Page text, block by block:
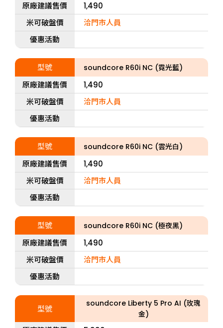
原廠建議售價
1,490
米可破盤價
洽門市人員
優惠活動
型號 soundcore R60i NC (霓光藍)
原廠建議售價
1,490
米可破盤價
洽門市人員
優惠活動
型號 soundcore R60i NC (雲光白)
原廠建議售價
1,490
米可破盤價
洽門市人員
優惠活動
型號 soundcore R60i NC (極夜黑)
原廠建議售價
1,490
米可破盤價
洽門市人員
優惠活動
型號
soundcore Liberty 5 Pro AI (玫瑰
金)